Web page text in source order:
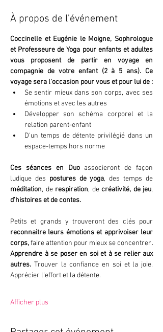
À propos de l'événement
Coccinelle et Eugénie le Moigne, Sophrologue
et Professeure de Yoga pour enfants et adultes
vous proposent de partir en voyage en
compagnie de votre enfant (2 à 5 ans). Ce
voyage sera l'occasion pour vous et pour lui de :
Se sentir mieux dans son corps, avec ses
émotions et avec les autres
Développer son schéma corporel et la
relation parent-enfant
D'un temps de détente privilégié dans un
espace-temps hors norme
Ces séances en Duo associeront de façon
ludique des postures de yoga
méditation, de respiration, de créativité, de jeu
d'histoires et de contes.
reconnaitre leurs émotions et apprivoiser leur
corps, faire attention pour mieux se concentrer.
Apprendre à se poser en soi et à se relier aux
autres. Trouver la confiance en soi et la joie.
Apprécier l'effort et la détente.
Afficher plus